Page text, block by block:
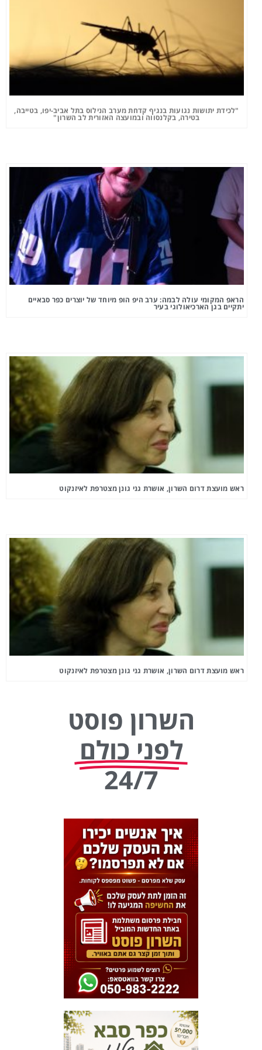
"לכידת יתושות נגועות בנגיף קדחת מערב הנילוס בתל אביב-יפו, בטייבה,
בטירה, בקלנסווה ובמועצה האזורית לב השרון"
הראפ המקומי עולה לבמה: ערב היפ הופ מיוחד של יוצרים כפר סבאיים
יתקיים בגן הארכיאולוגי בעיר
ראש מועצת דרום השרון, אושרת גני גונן מצטרפת לאיזנקוט
ראש מועצת דרום השרון, אושרת גני גונן מצטרפת לאיזנקוט
השרון פוסט
לפני כולם
24/7